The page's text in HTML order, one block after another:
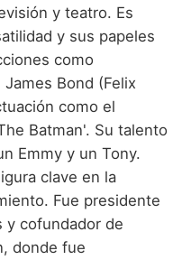
y teatro. Es
y sus papeles
como
Bond (Felix
como el
Batman'. Su talento
Emmy y un Tony.
clave en la
Fue presidente
y cofundador de
donde fue